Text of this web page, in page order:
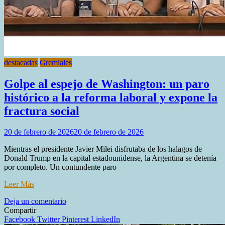
destacadas Gremiales
Golpe al espejo de Washington: un paro
histórico a la reforma laboral y expone la
fractura social
20 de febrero de 202620 de febrero de 2026
Mientras el presidente Javier Milei disfrutaba de los halagos de
Donald Trump en la capital estadounidense, la Argentina se detenía
por completo. Un contundente paro
Leer Más
Deja un comentarioen
al
Compartir
Facebook TwitterPinterestLinkedIn